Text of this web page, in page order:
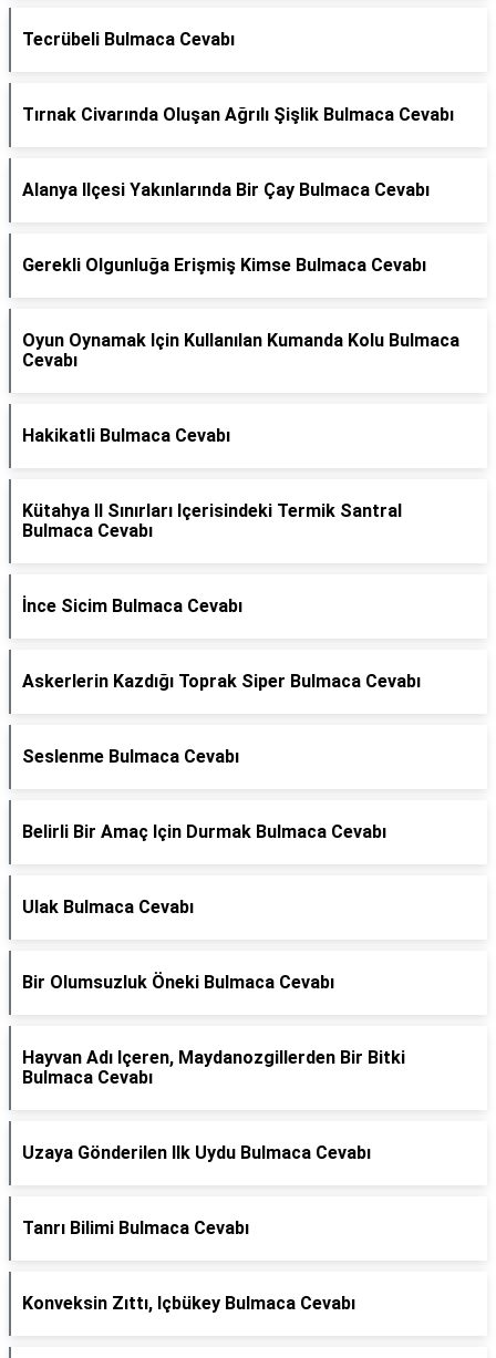
Tecrübeli Bulmaca Cevabı
Tırnak Civarında Oluşan Ağrılı Şişlik Bulmaca Cevabı
Alanya Ilçesi Yakınlarında Bir Çay Bulmaca Cevabı
Gerekli Olgunluğa Erişmiş Kimse Bulmaca Cevabı
Oyun Oynamak Için Kullanılan Kumanda Kolu Bulmaca
Cevabı
Hakikatli Bulmaca Cevabı
Kütahya Il Sınırları Içerisindeki Termik Santral
Bulmaca Cevabı
İnce Sicim Bulmaca Cevabı
Askerlerin Kazdığı Toprak Siper Bulmaca Cevabı
Seslenme Bulmaca Cevabı
Belirli Bir Amaç Için Durmak Bulmaca Cevabı
Ulak Bulmaca Cevabı
Bir Olumsuzluk Öneki Bulmaca Cevabı
Hayvan Adı Içeren, Maydanozgillerden Bir Bitki
Bulmaca Cevabı
Uzaya Gönderilen Ilk Uydu Bulmaca Cevabı
Tanrı Bilimi Bulmaca Cevabı
Konveksin Zıttı, Içbükey Bulmaca Cevabı